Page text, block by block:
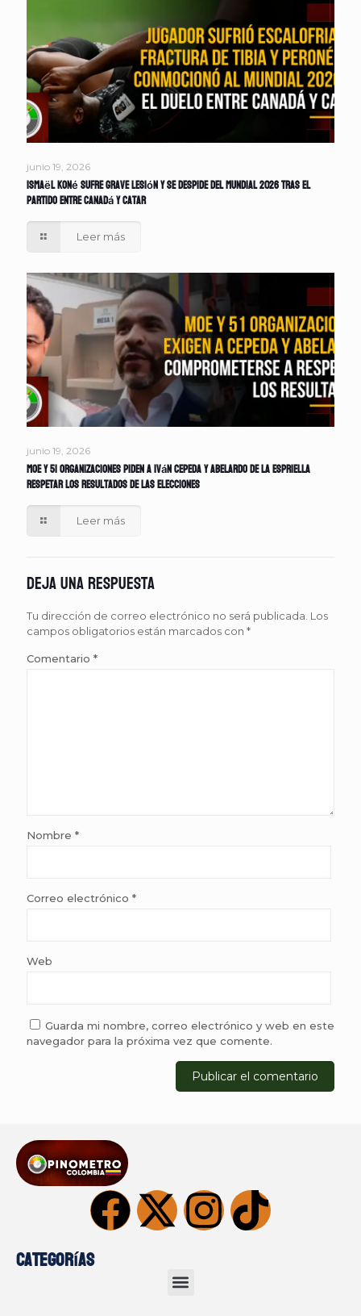
junio 19, 2026
Ismaël Koné sufre grave lesión y se despide del Mundial 2026 tras el
partido entre Canadá y Catar
Leer más
junio 19, 2026
MOE y 51 organizaciones piden a Iván Cepeda y Abelardo de la Espriella
respetar los resultados de las elecciones
Leer más
Deja una respuesta
Tu dirección de correo electrónico no será publicada. Los
campos obligatorios están marcados con *
Comentario *
Nombre *
Correo electrónico *
Web
Guarda mi nombre, correo electrónico y web en este
navegador para la próxima vez que comente.
Categorías